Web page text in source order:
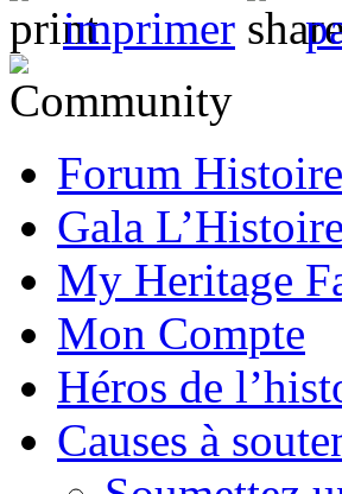
imprimer
Forum
Gala
My Heritage
Mon Compte
Héros de
Causes à